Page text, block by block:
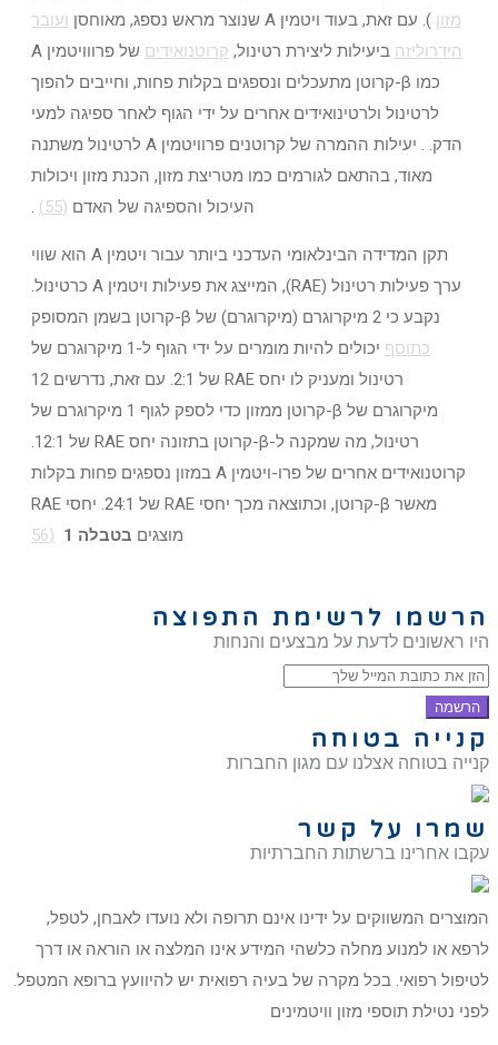
מזון ). עם זאת, בעוד ויטמין A שנוצר מראש נספג, מאוחסן
ועובר
הידרוליזה ביעילות ליצירת רטינול, קרוטנואידים
של פרווויטמין A
כמו β-קרוטן מתעכלים ונספגים בקלות פחות, וחייבים להפוך
לרטינול ולרטינואידים אחרים על ידי הגוף לאחר ספיגה למעי
הדק. . יעילות ההמרה של קרוטנים פרוויטמין A לרטינול משתנה
מאוד, בהתאם לגורמים כמו מטריצת מזון, הכנת מזון ויכולות
העיכול והספיגה של האדם (55)
תקן המדידה הבינלאומי העדכני ביותר עבור ויטמין A הוא שווי
ערך פעילות רטינול (RAE), המייצג את פעילות ויטמין A כרטינול.
נקבע כי 2 מיקרוגרם (מיקרוגרם) של β-קרוטן בשמן המסופק
כתוסף
יכולים להיות מומרים על ידי הגוף ל-1 מיקרוגרם של
רטינול ומעניק לו יחס RAE של 2:1. עם זאת, נדרשים 12
מיקרוגרם של β-קרוטן ממזון כדי לספק לגוף 1 מיקרוגרם של
קרוטנואידים אחרים של פרו-ויטמין A במזון נספגים פחות בקלות
מאשר β-קרוטן, וכתוצאה מכך יחסי RAE של 24:1. יחסי RAE
מוצגים בטבלה 1 (56
הרשמו לרשימת התפוצה
היו ראשונים לדעת על מבצעים והנחות
הרשמה
קנייה בטוחה
קנייה בטוחה אצלנו עם מגון החברות
שמרו על קשר
עקבו אחרינו ברשתות החברתיות
המוצרים המשווקים על ידינו אינם תרופה ולא נועדו לאבחן, לטפל,
לרפא או למנוע מחלה כלשהי המידע אינו המלצה או הוראה או דרך
לטיפול רפואי. בכל מקרה של בעיה רפואית יש להיוועץ ברופא המטפל.
לפני נטילת תוספי מזון וויטמינים